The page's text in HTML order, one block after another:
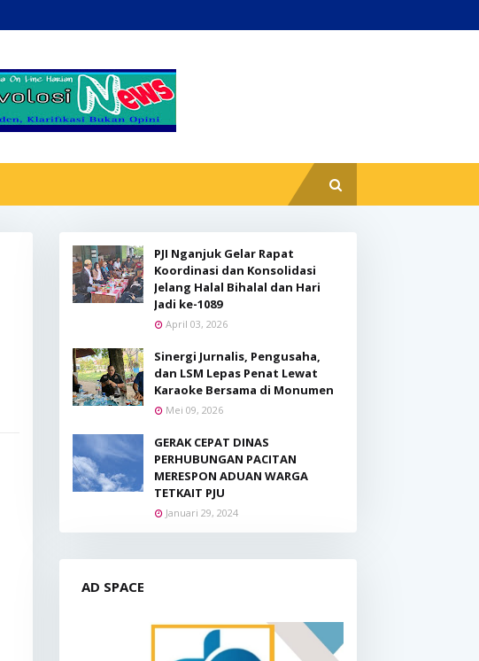
PJI Nganjuk Gelar Rapat
Koordinasi dan Konsolidasi
Jelang Halal Bihalal dan Hari
Jadi ke-1089
April 03, 2026
Sinergi Jurnalis, Pengusaha,
dan LSM Lepas Penat Lewat
Karaoke Bersama di Monumen
Mei 09, 2026
GERAK CEPAT DINAS
PERHUBUNGAN PACITAN
MERESPON ADUAN WARGA
TETKAIT PJU
Januari 29, 2024
AD SPACE